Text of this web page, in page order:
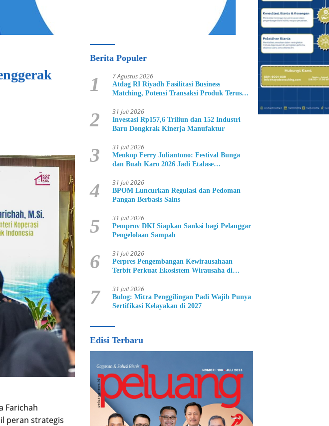
Farichah
peran strategis
Berita Populer
1 7 Agustus 2026
Atdag RI Riyadh Fasilitasi Business
Matching, Potensi Transaksi Produk Terus
2 31 Juli 2026
Investasi Rp157,6 Triliun dan 152 Industri
Baru Dongkrak Kinerja Manufaktur
3 31 Juli 2026
Menkop Ferry Juliantono: Festival Bunga
dan Buah Karo 2026 Jadi Etalase
4 31 Juli 2026
BPOM Luncurkan Regulasi dan Pedoman
Pangan Berbasis Sains
5 31 Juli 2026
Pemprov DKI Siapkan Sanksi bagi Pelanggar
Pengelolaan Sampah
6 31 Juli 2026
Perpres Pengembangan Kewirausahaan
Terbit Perkuat Ekosistem Wirausaha di
7 31 Juli 2026
Bulog: Mitra Penggilingan Padi Wajib Punya
Sertifikasi Kelayakan di 2027
Edisi Terbaru